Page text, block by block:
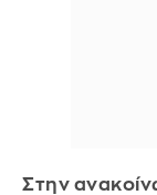
Στην